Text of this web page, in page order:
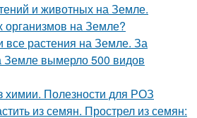
и животных на Земле.
на Земле?
все растения на Земле. За
Земле вымерло 500 видов
химии. Полезности для РОЗ
из семян. Прострел из семян: